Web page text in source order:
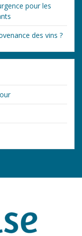
pour les
des vins ?